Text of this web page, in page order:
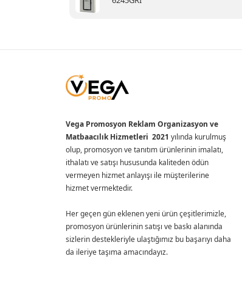
Vega Promosyon Reklam Organizasyon ve
Matbaacılık Hizmetleri 2021 yılında kurulmuş
olup, promosyon ve tanıtım ürünlerinin imalatı,
ithalatı ve satışı hususunda kaliteden ödün
vermeyen hizmet anlayışı ile müşterilerine
hizmet vermektedir.
Her geçen gün eklenen yeni ürün çeşitlerimizle,
promosyon ürünlerinin satışı ve baskı alanında
sizlerin destekleriyle ulaştığımız bu başarıyı daha
da ileriye taşıma amacındayız.